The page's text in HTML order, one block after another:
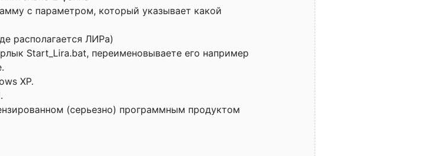
с параметром, который указывает какой
располагается ЛИРа)
Start_Lira.bat, переименовываете его например
XP.
(серьезно) программным продуктом